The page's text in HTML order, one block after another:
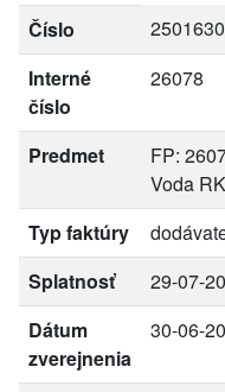
Číslo
Interné
číslo
26078
Predmet
FP:
Voda
Typ faktúry
Splatnosť
29-07-
Dátum
zverejnenia
30-06-